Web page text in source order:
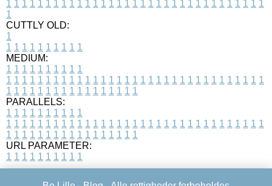
1 1 1 1 1 1 1 1 1 1 1 1 1 1 1 1 1 1 1 1 1 1 1 1 1 1 1 1 1 1 1 1 1
1
CUTTLY OLD:
1
1 1 1 1 1 1 1 1 1 1
MEDIUM:
1 1 1 1 1 1 1 1 1 1
1 1 1 1 1 1 1 1 1 1 1 1 1 1 1 1 1 1 1 1 1 1 1 1 1 1 1 1 1 1 1 1 1
1 1 1 1 1 1 1 1 1 1 1 1 1 1 1 1 1
PARALLELS:
1 1 1 1 1 1 1 1 1 1
1 1 1 1 1 1 1 1 1 1 1 1 1 1 1 1 1 1 1 1 1 1 1 1 1 1 1 1 1 1 1 1 1
1 1 1 1 1 1 1 1 1 1 1 1 1 1 1 1 1
URL PARAMETER:
1 1 1 1 1 1 1 1 1 1